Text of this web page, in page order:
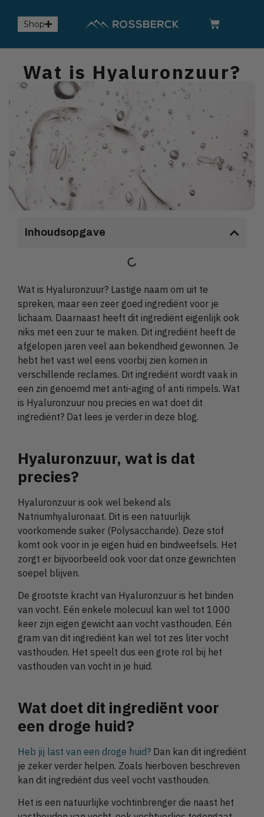
Shop
Wat is Hyaluronzuur?
Inhoudsopgave
Wat is Hyaluronzuur? Lastige naam om uit te
spreken, maar een zeer goed ingrediënt voor je
lichaam. Daarnaast heeft dit ingrediënt eigenlijk ook
niks met een zuur te maken. Dit ingrediënt heeft de
afgelopen jaren veel aan bekendheid gewonnen. Je
hebt het vast wel eens voorbij zien komen in
verschillende reclames. Dit ingrediënt wordt vaak in
een zin genoemd met anti-aging of anti rimpels. Wat
is Hyaluronzuur nou precies en wat doet dit
ingrediënt? Dat lees je verder in deze blog.
Hyaluronzuur, wat is dat
precies?
Hyaluronzuur is ook wel bekend als
Natriumhyaluronaat. Dit is een natuurlijk
voorkomende suiker (Polysaccharide). Deze stof
komt ook voor in je eigen huid en bindweefsels. Het
zorgt er bijvoorbeeld ook voor dat onze gewrichten
soepel blijven.
De grootste kracht van Hyaluronzuur is het binden
van vocht. Eén enkele molecuul kan wel tot 1000
keer zijn eigen gewicht aan vocht vasthouden. Eén
gram van dit ingrediënt kan wel tot zes liter vocht
vasthouden. Het speelt dus een grote rol bij het
vasthouden van vocht in je huid.
Wat doet dit ingrediënt voor
een droge huid?
Heb jij last van een droge huid? Dan kan dit ingrediënt
je zeker verder helpen. Zoals hierboven beschreven
kan dit ingrediënt dus veel vocht vasthouden.
Het is een natuurlijke vochtinbrenger die naast het